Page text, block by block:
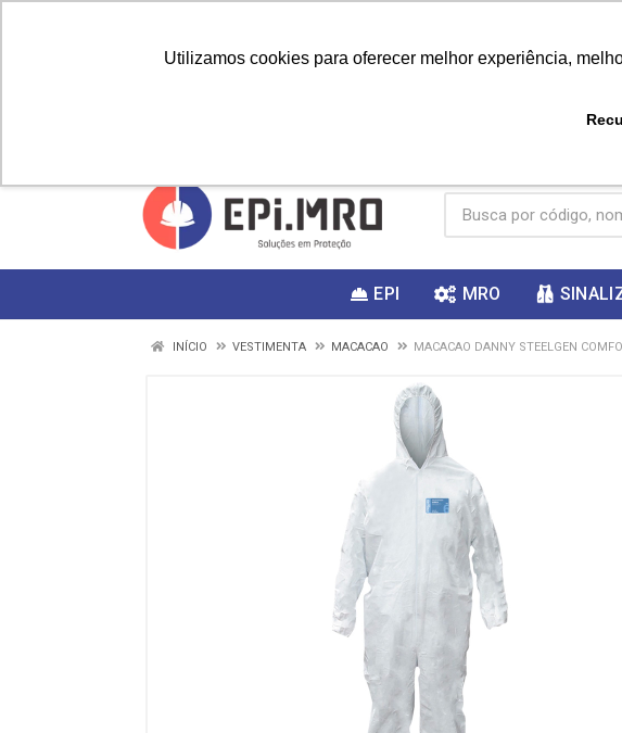
Utilizamos cookies para oferecer melhor experiência,
EPI MRO
INÍCIO VESTIMENTA MACACAO MACACAO DANNY STEELGEN